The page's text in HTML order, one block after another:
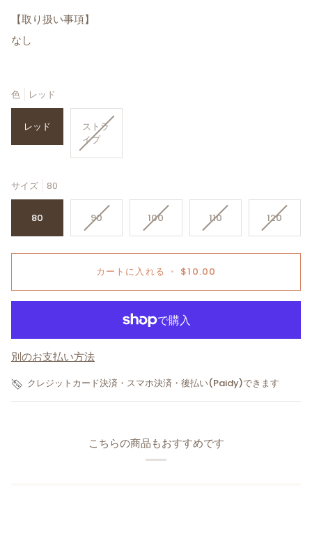
【取り扱い事項】
なし
色 レッド
レッド
ストラ
イプ
Translation
missing:
サイズ 80
80 90Translation100Translation 110Translation120
カートに入れる • $10.00
別のお支払い方法
クレジットカード決済・スマホ決済・後払い(Paidy)できます
こちらの商品もおすすめです